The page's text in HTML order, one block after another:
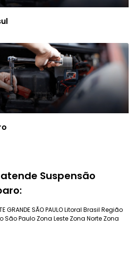
Suspensão
GRANDE SÃO PAULOLitoral Brasil Região
São Paulo Zona Leste Zona Norte Zona